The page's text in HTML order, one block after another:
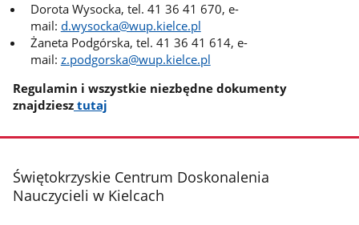
Dorota Wysocka, tel. 41 36 41 670, e-
mail: d.wysocka@wup.kielce.pl
Żaneta Podgórska, tel. 41 36 41 614, e-
mail: z.podgorska@wup.kielce.pl
Regulamin i wszystkie niezbędne dokumenty
znajdziesztutaj
stopka
Świętokrzyskie Centrum Doskonalenia
Nauczycieli w Kielcach